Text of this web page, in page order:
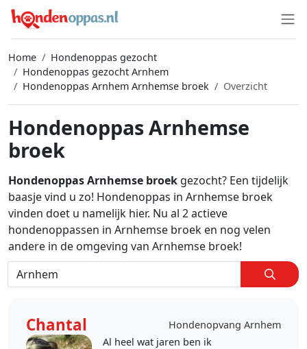
Home
Hondenoppas gezocht
Hondenoppas gezocht Arnhem
Hondenoppas Arnhem Arnhemse broek
Overzicht
Hondenoppas Arnhemse
broek
Hondenoppas Arnhemse broek gezocht? Een tijdelijk
baasje vind u zo! Hondenoppas in Arnhemse broek
vinden doet u namelijk hier. Nu al 2 actieve
hondenoppassen in Arnhemse broek en nog velen
andere in de omgeving van Arnhemse broek!
Chantal
Hondenopvang Arnhem
Al heel wat jaren ben ik